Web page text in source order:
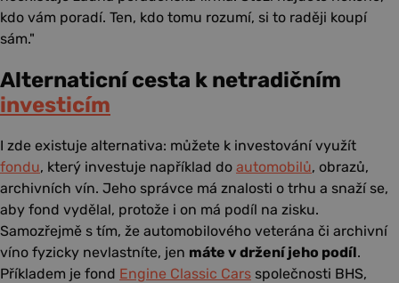
kdo vám poradí. Ten, kdo tomu rozumí, si to raději koupí
sám.
Alternaticní cesta k netradičním
investicím
I zde existuje alternativa: můžete k investování využít
fondu, který investuje například do automobilů, obrazů,
archivních vín. Jeho správce má znalosti o trhu a snaží se,
aby fond vydělal, protože i on má podíl na zisku.
Samozřejmě s tím, že automobilového veterána či archivní
víno fyzicky nevlastníte, jen máte v držení jeho podíl.
Příkladem je fond Engine Classic Cars společnosti BHS,